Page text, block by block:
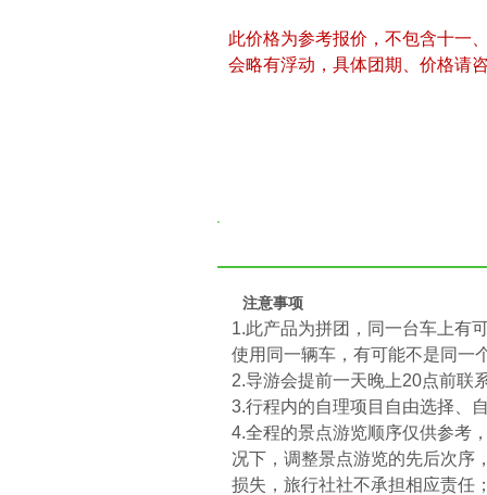
此价格为参考报价，不包含十一
会略有浮动，具体团期、价格请
注意事项
1.此产品为拼团，同一台车上有
使用同一辆车，有可能不是同一
2.导游会提前一天晚上20点前联
3.行程内的自理项目自由选择、
4.全程的景点游览顺序仅供参考
况下，调整景点游览的先后次序
损失，旅行社社不承担相应责任